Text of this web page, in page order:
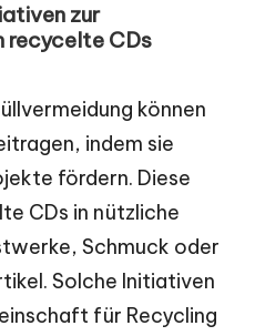
zur
recycelte CDs
können
indem sie
fördern. Diese
CDs in nützliche
Schmuck oder
Solche Initiativen
für Recycling